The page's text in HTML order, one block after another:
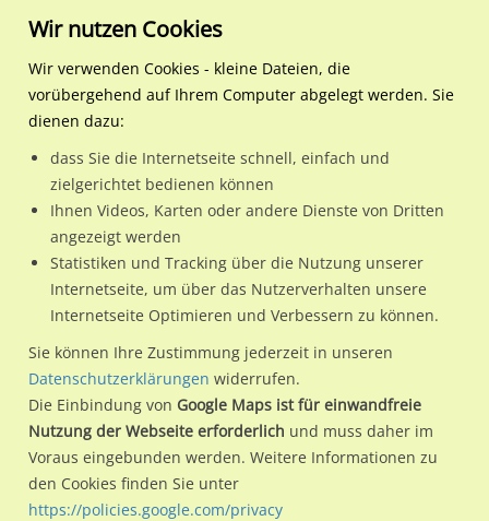
Regionale Plakatwerbung Sachsen-Anhalt
Wittenberg, Lutherstadt
Dessauer Str. 240
Dessauer Str. 240
Nutze günstige Werbemöglichkeiten am Standort Dessauer
Str. 240im Ortsteil Wittenberg-West)in Wittenberg,
Lutherstadt.
Wir erheben für jede unserer Werbeflächen individuelle und
aktuelleStandortinformationenundLeistungswerte. Damit
kannst du dich schon vor der Buchung im Detail über den
Standort, seine Reichweite und Werbewirkung sowie
eventuelle Beschränkungen in den zugelassenen
Wir nutzen Cookies
Wir verwenden Cookies - kleine Dateien, die
vorübergehend auf Ihrem Computer abgelegt werden. Sie
dienen dazu:
dass Sie die Internetseite schnell, einfach und
zielgerichtet bedienen können
Ihnen Videos, Karten oder andere Dienste von Dritten
angezeigt werden
Statistiken und Tracking über die Nutzung unserer
Internetseite, um über das Nutzerverhalten unsere
Internetseite Optimieren und Verbessern zu können.
Sie können Ihre Zustimmung jederzeit in unseren
Datenschutzerklärungen widerrufen.
Die Einbindung von Google Maps ist für einwandfreie
Nutzung der Webseite erforderlich und muss daher im
Voraus eingebunden werden. Weitere Informationen zu
den Cookies finden Sie unter
https://policies.google.com/privacy